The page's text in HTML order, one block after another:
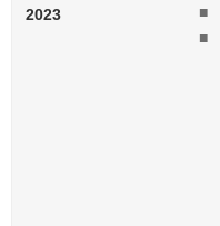
2023